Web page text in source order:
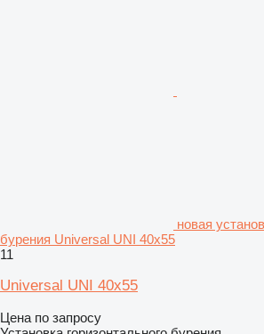
новая
бурения Universal UNI 40x55
11
Universal UNI 40x55
Цена по запросу